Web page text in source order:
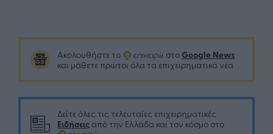
Ακολουθήστε το στο Google News
και μάθετε πρώτοι όλα τα επιχειρηματικά νέα
Δείτε όλες τις τελευταίες επιχειρηματικές
Ειδήσεις από την Ελλάδα και τον κόσμο στο